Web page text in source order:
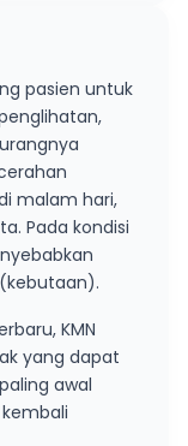
pasien untuk
malam hari,
Pada kondisi
KMN
yang dapat
awal